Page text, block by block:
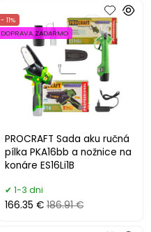
PROCRAFT Sada aku ručná
pílka PKA16bb a nožnice na
konáre ES16Li1B
- 11%
DOPRAVA ZADARMO
1-3 dni
166.35 € 186.91 €